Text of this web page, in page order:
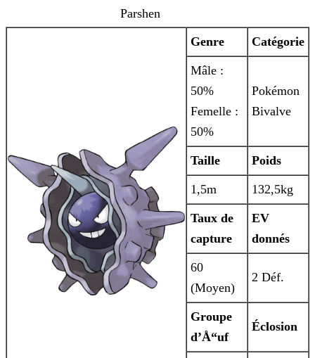
Parshen
Genre Catégorie
Mâle :
50%
Femelle :
50%
Pokémon
Bivalve
Taille Poids
1,5m 132,5kg
Taux de
capture
EV
donnés
60
(Moyen)
2 Déf.
Groupe
d’Å“uf
Éclosion